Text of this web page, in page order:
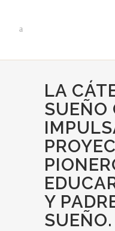
LA
SUEÑO
Y
SUEÑO.